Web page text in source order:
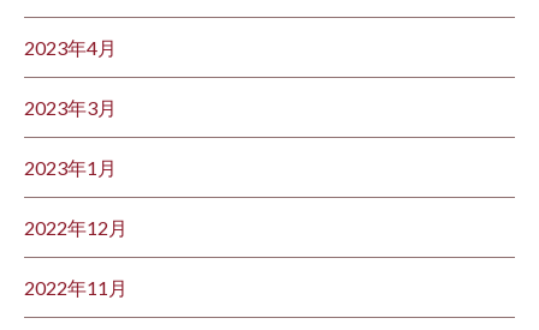
2023年4月
2023年3月
2023年1月
2022年12月
2022年11月